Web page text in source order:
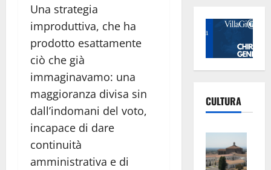
Una strategia
improduttiva, che ha
prodotto esattamente
ciò che già
immaginavamo: una
maggioranza divisa sin
dall’indomani del voto,
incapace di dare
continuità
amministrativa e di
CULTURA